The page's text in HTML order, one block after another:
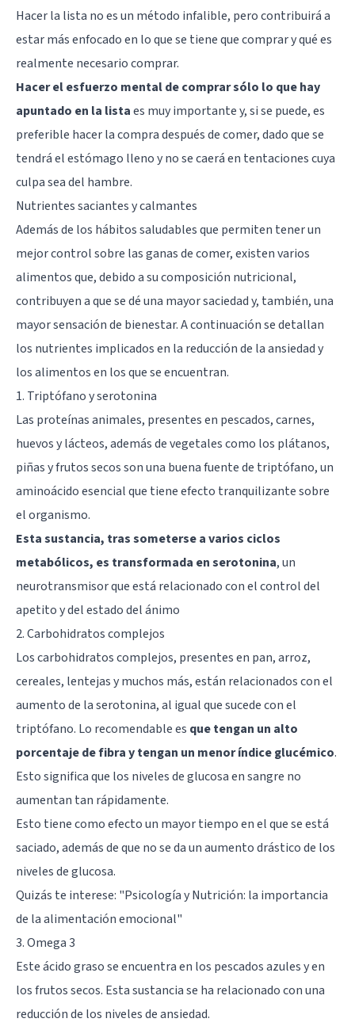
Hacer la lista no es un método infalible, pero contribuirá a
estar más enfocado en lo que se tiene que comprar y qué es
realmente necesario comprar.
Hacer el esfuerzo mental de comprar sólo lo que hay
apuntado en la listaes muy importante y, si se puede, es
preferible hacer la compra después de comer, dado que se
tendrá el estómago lleno y no se caerá en tentaciones cuya
culpa sea del hambre.
Nutrientes saciantes y calmantes
Además de los hábitos saludables que permiten tener un
mejor control sobre las ganas de comer, existen varios
alimentos que, debido a su composición nutricional,
contribuyen a que se dé una mayor saciedad y, también, una
mayor sensación de bienestar. A continuación se detallan
los nutrientes implicados en la reducción de la ansiedad y
los alimentos en los que se encuentran.
1. Triptófano y serotonina
Las proteínas animales, presentes en pescados, carnes,
huevos y lácteos, además de vegetales como los plátanos,
piñas y frutos secos son una buena fuente de triptófano, un
aminoácido esencial que tiene efecto tranquilizante sobre
el organismo.
Esta sustancia, tras someterse a varios ciclos
metabólicos, es transformada en serotonina, un
neurotransmisor que está relacionado con el control del
apetito y del estado del ánimo
2. Carbohidratos complejos
Los carbohidratos complejos, presentes en pan, arroz,
cereales, lentejas y muchos más, están relacionados con el
aumento de la serotonina, al igual que sucede con el
triptófano. Lo recomendable es que tengan un alto
porcentaje de fibra y tengan un menor índice glucémico.
Esto significa que los niveles de glucosa en sangre no
aumentan tan rápidamente.
Esto tiene como efecto un mayor tiempo en el que se está
saciado, además de que no se da un aumento drástico de los
niveles de glucosa.
Quizás te interese: "Psicología y Nutrición: la importancia
de la alimentación emocional"
3. Omega 3
Este ácido graso se encuentra en los pescados azules y en
los frutos secos. Esta sustancia se ha relacionado con una
reducción de los niveles de ansiedad.